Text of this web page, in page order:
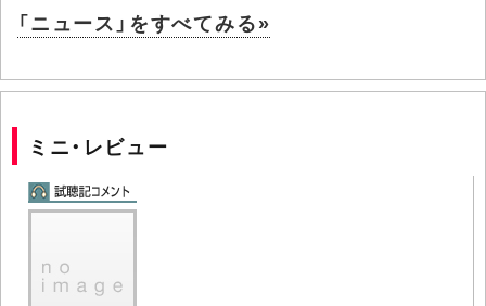
「ニュース」をすべてみる»
ミニ・レビュー